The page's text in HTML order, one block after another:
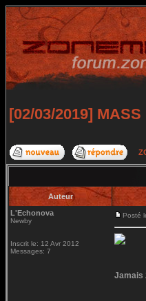
[02/03/2019]
Auteur
L'Echonova
Newby
Inscrit le: 12 Avr 2012
Messages: 7
Posté
Jamais